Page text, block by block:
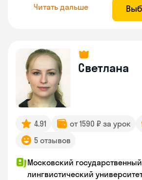
Читать дальше
Светлана
4.91 от 1590 ₽ за урок
5 отзывов
Московский государственный
лингвистический